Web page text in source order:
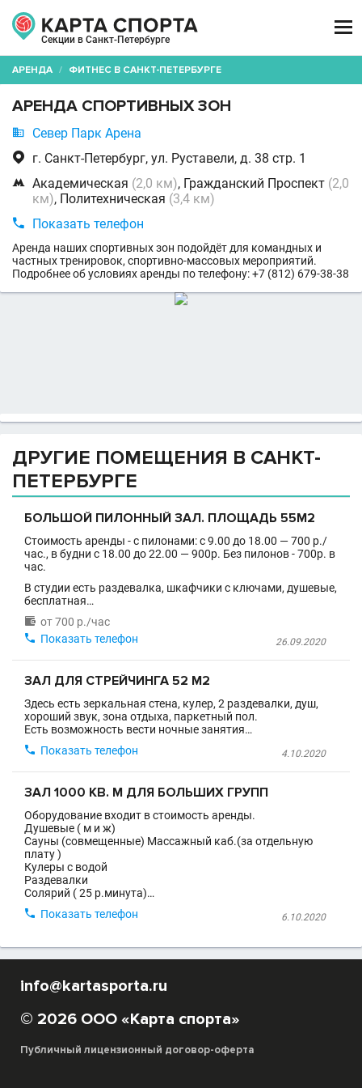
Секции в Санкт-Петербурге

АРЕНДА / ФИТНЕС В САНКТ-ПЕТЕРБУРГЕ
АРЕНДА СПОРТИВНЫХ ЗОН
 Север Парк Арена
 г. Санкт-Петербург, ул. Руставели, д. 38 стр. 1
 Академическая (2,0 км), Гражданский Проспект (2,0
км), Политехническая (3,4 км)
 Показать телефон
Аренда наших спортивных зон подойдёт для командных и
частных тренировок, спортивно-массовых мероприятий.
Подробнее об условиях аренды по телефону: +7 (812) 679-38-38
ДРУГИЕ ПОМЕЩЕНИЯ В САНКТ-
ПЕТЕРБУРГЕ
БОЛЬШОЙ ПИЛОННЫЙ ЗАЛ. ПЛОЩАДЬ 55М2
Стоимость аренды - с пилонами: с 9.00 до 18.00 — 700 р./
час., в будни с 18.00 до 22.00 — 900р. Без пилонов - 700р. в
час.
В студии есть раздевалка, шкафчики с ключами, душевые,
бесплатная…
 от 700 р./час
26.09.2020
 Показать телефон
ЗАЛ ДЛЯ СТРЕЙЧИНГА 52 М2
Здесь есть зеркальная стена, кулер, 2 раздевалки, душ,
хороший звук, зона отдыха, паркетный пол.
Есть возможность вести ночные занятия…
4.10.2020
 Показать телефон
ЗАЛ 1000 КВ. М ДЛЯ БОЛЬШИХ ГРУПП
Оборудование входит в стоимость аренды.
Душевые ( м и ж)
Сауны (совмещенные) Массажный каб.(за отдельную
плату )
Кулеры с водой
Раздевалки
Солярий ( 25 р.минута)…
6.10.2020
 Показать телефон
info@kartasporta.ru
© 2026 ООО «Карта спорта»
Публичный лицензионный договор-оферта